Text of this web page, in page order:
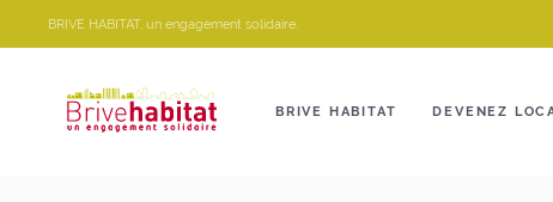
BRIVE HABITAT, un engagement solidaire.
BRIVE HABITAT DEVENEZ
Panneau de gestion des cookies